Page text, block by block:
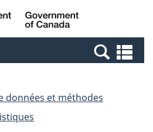
Passer
au
Passer
à
Canada
et
données et méthodes